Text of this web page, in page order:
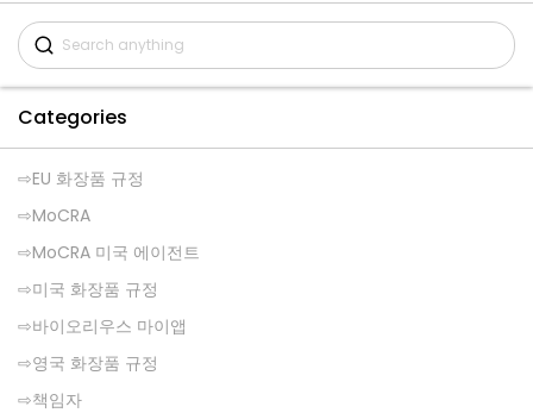
Categories
EU 화장품 규정
MoCRA
MoCRA 미국 에이전트
미국 화장품 규정
바이오리우스 마이앱
영국 화장품 규정
책임자